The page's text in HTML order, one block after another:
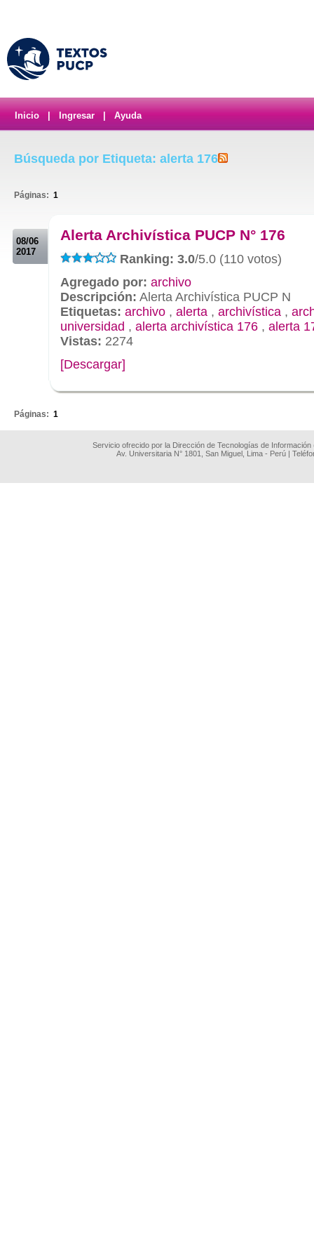
Inicio Ingresar Ayuda
Búsqueda por Etiqueta: alerta 176
Páginas: 1
08/06
2017
Alerta Archivística PUCP N° 176
Ranking: 3.0/5.0 (110 votos)
Agregado por: archivo
Descripción: Alerta Archivística PUCP N
Etiquetas: archivo , alerta , archivística ,
universidad , alerta archivística 176 , alerta
Vistas: 2274
[Descargar]
Páginas: 1
Servicio ofrecido por la Dirección de Tecnologías de
Av. Universitaria N° 1801, San Miguel, Lima - Perú |